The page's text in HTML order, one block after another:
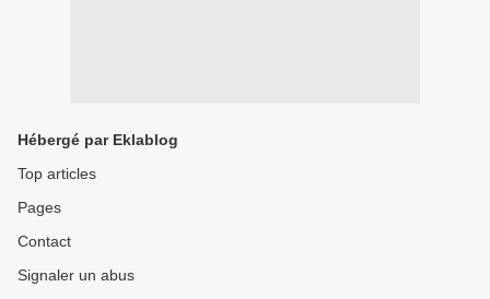
Hébergé par Eklablog
Top articles
Pages
Contact
Signaler un abus